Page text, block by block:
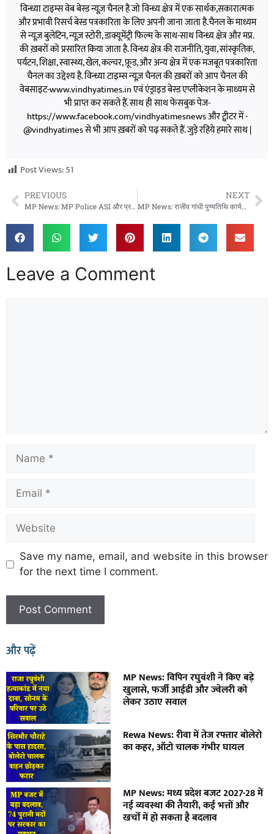
विन्ध्या टाइम्स वेब बेस्ड न्यूज़ चैनल है जो विन्ध्य क्षेत्र में एक सार्थक,सकारात्मक
और प्रभावी रिसर्च बेस्ड पत्रकारिता के लिए अपनी जाना जाता है.चैनल के माध्यम
से न्यूज़ बुलेटिन, न्यूज़ स्टोरी, डाक्यूमेंट्री फिल्म के साथ-साथ विन्ध्य क्षेत्र और मप्र.
की ख़बरों को प्रसारित किया जाता है. विन्ध्य क्षेत्र की राजनीति, युवा, सांस्कृतिक,
पर्यटन, शिक्षा, स्वास्थ्य, खेल, कल्चर, फ़ूड, और अन्य क्षेत्र में एक मजबूत पत्रकारिता
चैनल का उद्देश्य है. विन्ध्या टाइम्स न्यूज़ चैनल की ख़बरों को आप चैनल की
वेबसाइट-www.vindhyatimes.in एवं एंड्राइड बेस्ड एप्लीकेशन के माध्यम से
भी प्राप्त कर सकते हैं. साथ ही साथ फेसबुक पेज-
https://www.facebook.com/vindhyatimesnews और ट्वीटर में -
@vindhyatimes से भी आप ख़बरों को पढ़ सकते हैं. जुड़े रहिये हमारे साथ |
Post Views:51
PREVIOUS
MP News: MP Police ASI और प्रधान आरक्षक भर्ती: शारीरिक दक्षता परीक्षा की तारीख घोषित, 7 जून से होंगे फिजिकल टेस्ट
NEXT
MP News: राजीव गांधी पुण्यतिथि कार्यक्रम में दिग्विजय सिंह का केंद्र और राज्य सरकार पर हमला
Leave a Comment
Save my name, email, and website in this browser
for the next time I comment.
और पढ़ें
MP News: विपिन रघुवंशी ने किए बड़े
खुलासे, फर्जी आईडी और ज्वेलरी को
लेकर उठाए सवाल
Rewa News: रीवा में तेज रफ्तार बोलेरो
का कहर, ऑटो चालक गंभीर घायल
MP News: मध्य प्रदेश बजट 2027-28 में
नई व्यवस्था की तैयारी, कई भत्तों और
खर्चों में हो सकता है बदलाव